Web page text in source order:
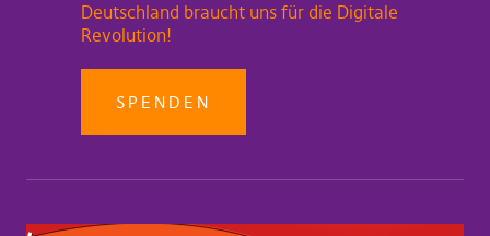
Deutschland braucht uns für die Digitale
Revolution!
SPENDEN